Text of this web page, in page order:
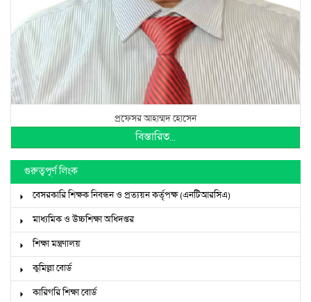
প্রফেসর আহাম্মদ হোসেন
বিস্তারিত...
গুরুত্বপূর্ণ লিংক
বেসরকারি শিক্ষক নিবন্ধন ও প্রত্যয়ন কর্তৃপক্ষ (এনটিআরসিএ)
মাধ্যমিক ও উচ্চশিক্ষা অধিদপ্তর
শিক্ষা মন্ত্রণালয়
কুমিল্লা বোর্ড
কারিগরি শিক্ষা বোর্ড